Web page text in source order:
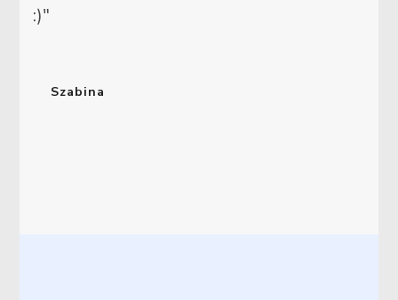
Szabina
:)"